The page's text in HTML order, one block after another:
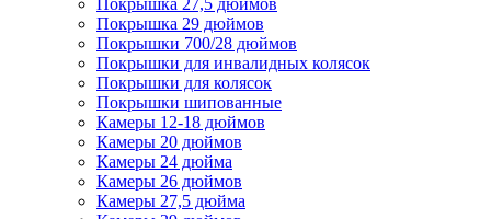
Покрышка 29 дюймов
Покрышки 700/28 дюймов
Покрышки для инвалидных колясок
Покрышки для колясок
Покрышки шипованные
Камеры 12-18 дюймов
Камеры 20 дюймов
Камеры 24 дюйма
Камеры 26 дюймов
Камеры 27,5 дюйма